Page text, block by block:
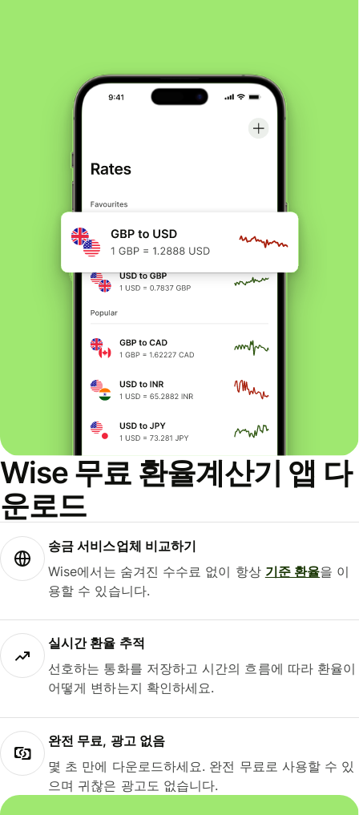
Wise 무료 환율계산기 앱 다
운로드
송금 서비스업체 비교하기
Wise에서는 숨겨진 수수료 없이 항상 기준 환율을 이
용할 수 있습니다.
실시간 환율 추적
선호하는 통화를 저장하고 시간의 흐름에 따라 환율이
어떻게 변하는지 확인하세요.
완전 무료, 광고 없음
몇 초 만에 다운로드하세요. 완전 무료로 사용할 수 있
으며 귀찮은 광고도 없습니다.